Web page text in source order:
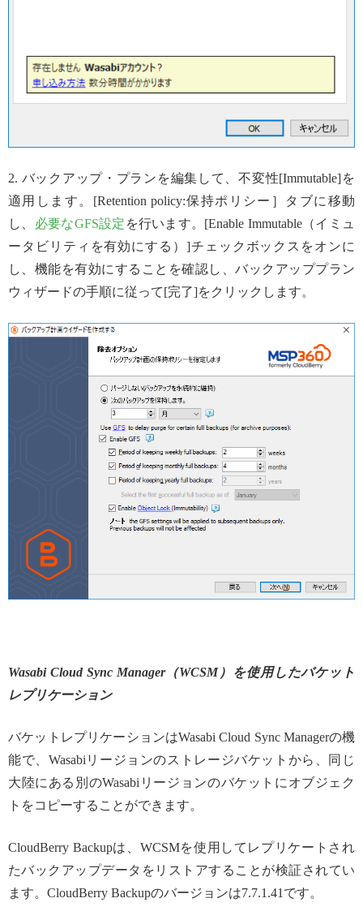
2. バックアップ・プランを編集して、不変性[Immutable]を
適用します。[Retention policy:保持ポリシー］タブに移動
し、 必要なGFS設定 を行います。[Enable Immutable（イミュ
ータビリティを有効にする）]チェックボックスをオンに
し、機能を有効にすることを確認し、バックアッププラン
ウィザードの手順に従って[完了]をクリックします。
Wasabi Cloud Sync Manager（WCSM）を使用したバケット
レプリケーション
バケットレプリケーションはWasabi Cloud Sync Managerの機
能で、Wasabiリージョンのストレージバケットから、同じ
大陸にある別のWasabiリージョンのバケットにオブジェク
トをコピーすることができます。
CloudBerry Backupは、WCSMを使用してレプリケートされ
たバックアップデータをリストアすることが検証されてい
ます。CloudBerry Backupのバージョンは7.7.1.41です。